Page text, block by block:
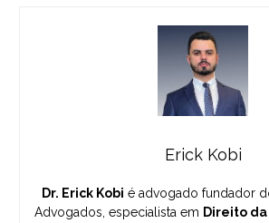
Erick Kobi
Dr. Erick Kobi é advogado fundador
Advogados, especialista em Direito